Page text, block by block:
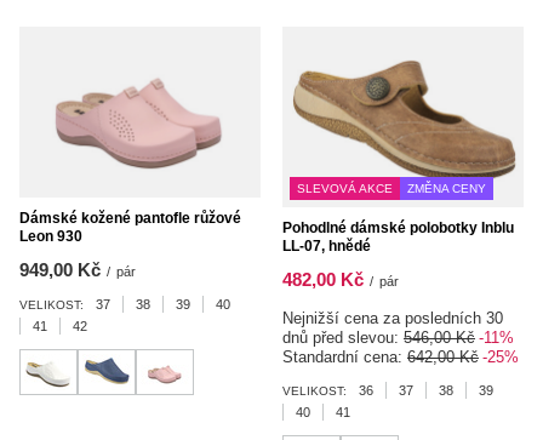
Dámské kožené pantofle růžové
Leon 930
949,00 Kč / pár
VELIKOST: 37 38 39
40
41
42
SLEVOVÁ AKCE ZMĚNA CENY
Pohodlné dámské polobotky Inblu
LL-07, hnědé
482,00 Kč / pár
Nejnižší cena za posledních 30
dnů před slevou: 546,00 Kč -11%
Standardní cena: 642,00 Kč -25%
VELIKOST: 36 37 38
39
40
41